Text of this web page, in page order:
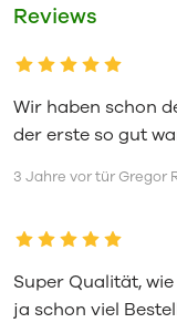
Reviews
Wir haben schon
der erste so gut
3 Jahre vor tür Gregor
Super Qualität,
ja schon viel